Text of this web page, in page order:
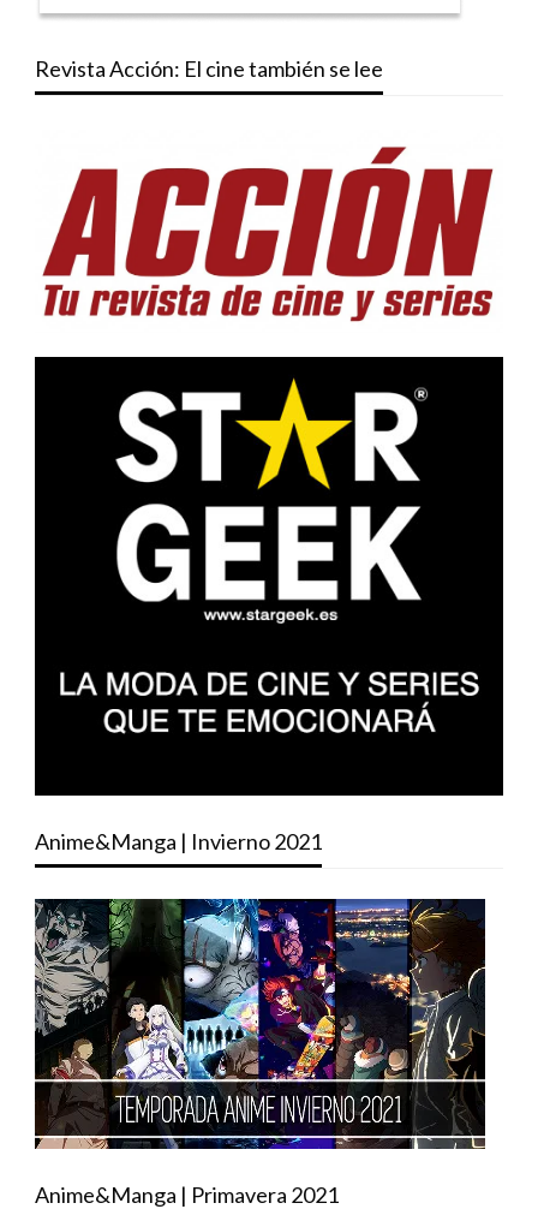
Revista Acción: El cine también se lee
Anime&Manga | Invierno 2021
Anime&Manga | Primavera 2021